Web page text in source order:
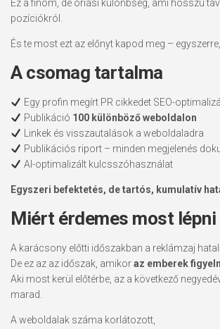
Ez a finom, de óriási különbség, ami hosszú
pozíciókról.
És te most ezt az előnyt kapod meg – egyszerre,
A csomag tartalma
Egy profin megírt PR cikkedet SEO-
Publikáció 100 különböző weboldalon
Linkek és visszautalások a weboldaladra
Publikációs riport – minden megjelenés
AI-optimalizált kulcsszóhasználat
Egyszeri befektetés, de tartós, kumulatív
Miért érdemes most lépni
A karácsony előtti időszakban a reklámzaj
De ez az az időszak, amikoraz emberek
Aki most kerül előtérbe, az a következő
marad.
A weboldalak száma korlátozott,